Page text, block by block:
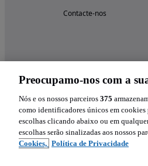
Contacte-nos
Preocupamo-nos com a
Nós e os nossos parceiros 375
como identificadores únicos em cookies
escolhas clicando abaixo ou em
escolhas serão sinalizadas aos nossos
Cookies, Política de Privacidade